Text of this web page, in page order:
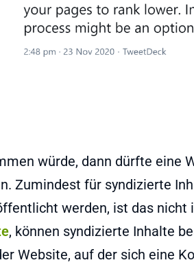
würde, dann dürfte eine
Zumindest für syndizierte
werden, ist das nicht
, können syndizierte Inhalte
Website, auf der sich eine